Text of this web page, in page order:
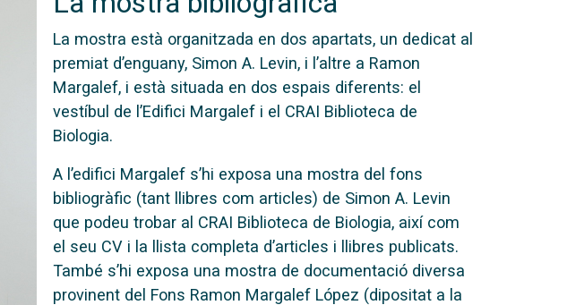
La mostra està organitzada en dos apartats, un dedicat al
premiat d’enguany, Simon A. Levin, i l’altre a Ramon
Margalef, i està situada en dos espais diferents: el
vestíbul de l’Edifici Margalef i el CRAI Biblioteca de
Biologia.
A l’edifici Margalef s’hi exposa una mostra del fons
bibliogràfic (tant llibres com articles) de Simon A. Levin
que podeu trobar al CRAI Biblioteca de Biologia, així com
el seu CV i la llista completa d’articles i llibres publicats.
També s’hi exposa una mostra de documentació diversa
provinent del Fons Ramon Margalef López (dipositat a la